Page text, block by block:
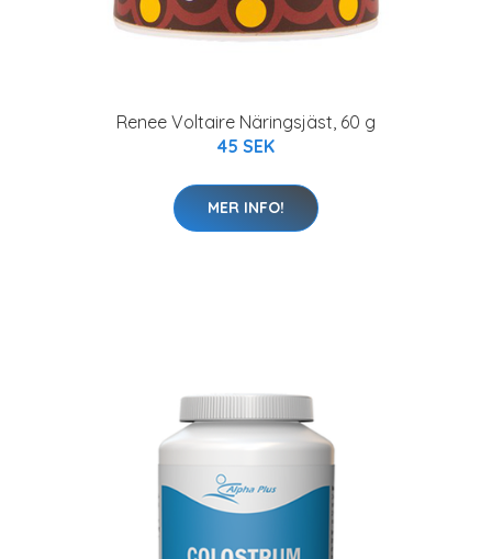
Renee Voltaire Näringsjäst, 60 g
45 SEK
MER INFO!